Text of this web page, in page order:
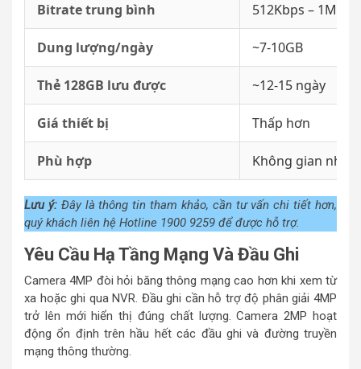
Bitrate trung bình 512Kbps – 1Mbps
Dung lượng/ngày ~7-10GB
Thẻ 128GB lưu được ~12-15 ngày
Giá thiết bị Thấp hơn
Phù hợp Không gian nhỏ-
Lưu ý:Đây là thông tin tham khảo, cần tư vấn chi tiết hơn,
quý khách liên hệ Hotline 1900 9259 để được hỗ trợ.
Yêu Cầu Hạ Tầng Mạng Và Đầu Ghi
Camera 4MP đòi hỏi băng thông mạng cao hơn khi xem từ
xa hoặc ghi qua NVR. Đầu ghi cần hỗ trợ độ phân giải 4MP
trở lên mới hiển thị đúng chất lượng. Camera 2MP hoạt
động ổn định trên hầu hết các đầu ghi và đường truyền
mạng thông thường.